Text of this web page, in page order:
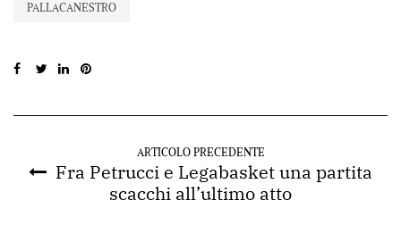
PALLACANESTRO
ARTICOLO PRECEDENTE
Fra Petrucci e Legabasket una partita
scacchi all’ultimo atto